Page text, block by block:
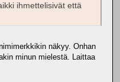
ihmettelisivät että
näkyy. Onhan
minun mielestä. Laittaa